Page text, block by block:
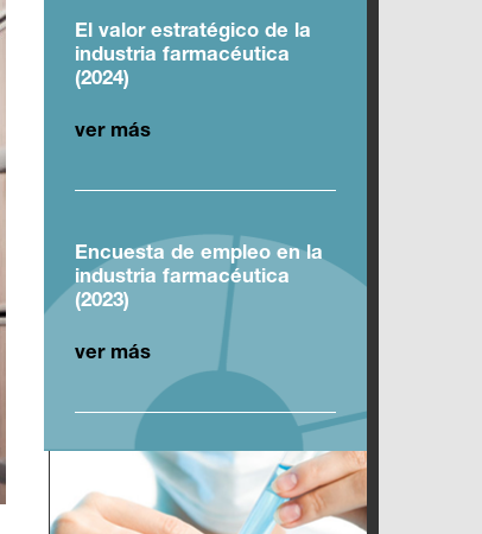
El valor estratégico de la
industria farmacéutica
(2024)
ver más
Encuesta de empleo en la
industria farmacéutica
(2023)
ver más